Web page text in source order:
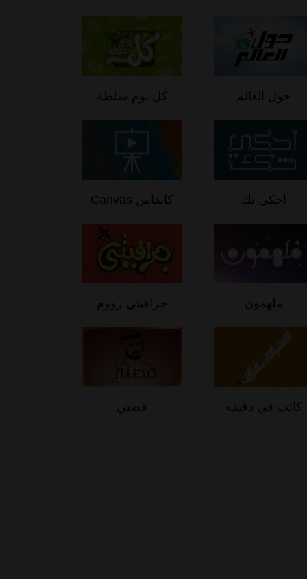
حول العالم كل يوم سلطة
احكي تك كانفاس Canvas
ملهمون جرافيتي زووم
كاتب في دقيقة قصتي